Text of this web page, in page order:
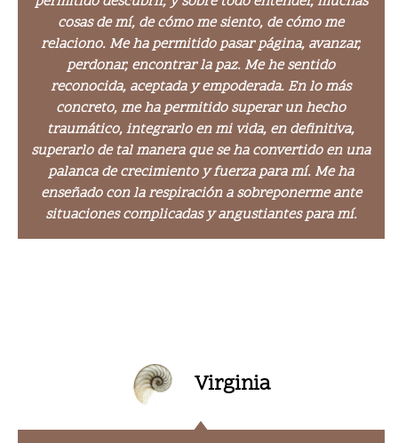
cosas de mí, de cómo me siento, de cómo me
relaciono. Me ha permitido pasar página, avanzar,
perdonar, encontrar la paz. Me he sentido
reconocida, aceptada y empoderada. En lo más
concreto, me ha permitido superar un hecho
traumático, integrarlo en mi vida, en definitiva,
superarlo de tal manera que se ha convertido en una
palanca de crecimiento y fuerza para mí. Me ha
enseñado con la respiración a sobreponerme ante
situaciones complicadas y angustiantes para mí.
Virginia